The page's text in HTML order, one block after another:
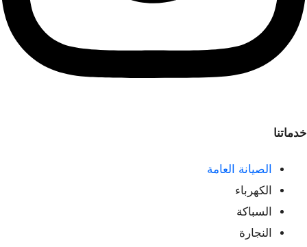
خدماتنا
الصيانة العامة
الكهرباء
السباكة
النجارة